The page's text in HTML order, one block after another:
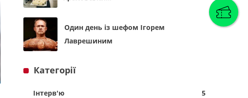
Один день із шефом Ігорем
Лаврешиним
Категорії
Інтерв'ю 5